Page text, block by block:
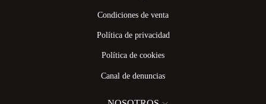
Condiciones de venta
Política de privacidad
Política de cookies
Canal de denuncias